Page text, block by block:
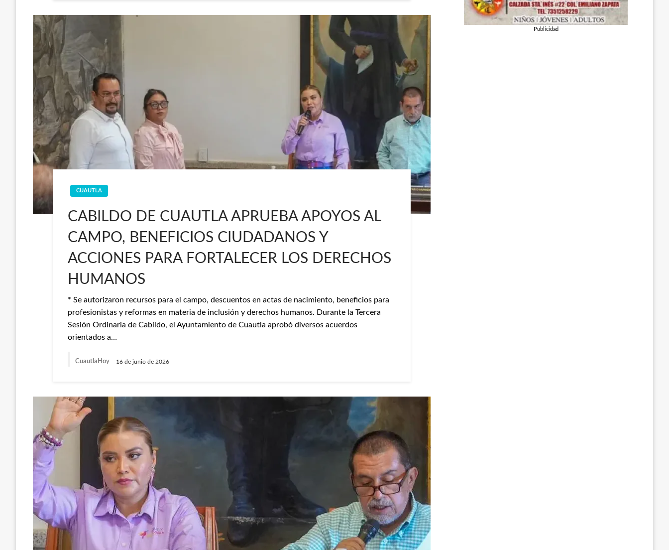
CUAUTLA
CABILDO DE CUAUTLA APRUEBA APOYOS AL
CAMPO, BENEFICIOS CIUDADANOS Y
ACCIONES PARA FORTALECER LOS DERECHOS
HUMANOS
* Se autorizaron recursos para el campo, descuentos en actas de nacimiento, beneficios para
profesionistas y reformas en materia de inclusión y derechos humanos. Durante la Tercera
Sesión Ordinaria de Cabildo, el Ayuntamiento de Cuautla aprobó diversos acuerdos
orientados a…
CuautlaHoy 16 de junio de 2026
Publicidad